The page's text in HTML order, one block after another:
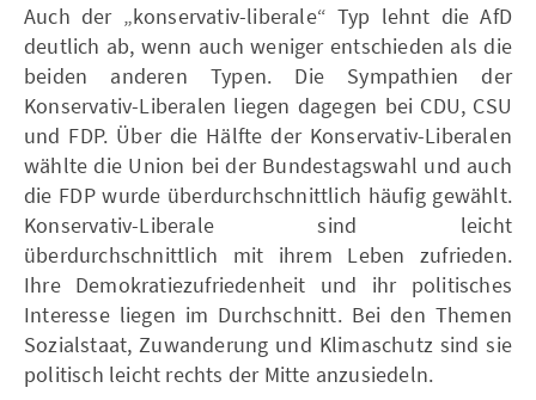
Auch der „konservativ-liberale“ Typ lehnt die AfD
deutlich ab, wenn auch weniger entschieden als die
beiden anderen Typen. Die Sympathien der
Konservativ-Liberalen liegen dagegen bei CDU, CSU
und FDP. Über die Hälfte der Konservativ-Liberalen
wählte die Union bei der Bundestagswahl und auch
die FDP wurde überdurchschnittlich häufig gewählt.
Konservativ-Liberale sind leicht
überdurchschnittlich mit ihrem Leben zufrieden.
Ihre Demokratiezufriedenheit und ihr politisches
Interesse liegen im Durchschnitt. Bei den Themen
Sozialstaat, Zuwanderung und Klimaschutz sind sie
politisch leicht rechts der Mitte anzusiedeln.